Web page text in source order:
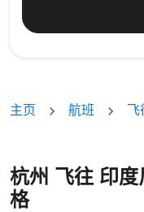
主页 航班 飞
杭州 飞往 印
格